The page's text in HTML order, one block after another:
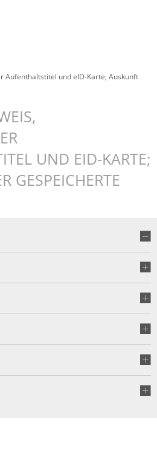
Aufenthaltstitel und eID-Karte; Auskunft
UND EID-KARTE;
GESPEICHERTE